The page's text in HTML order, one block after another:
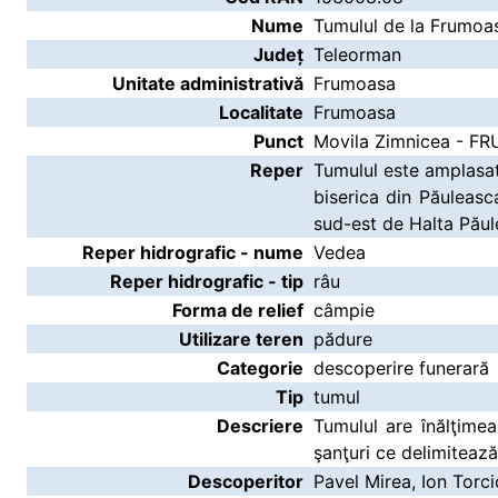
Nume Tumulul de la
Județ Teleorman
Unitate administrativă Frumoasa
Localitate Frumoasa
Punct Movila Zimnicea -
Reper Tumulul este
biserica din
sud-est de Halta
Reper hidrografic - nume Vedea
Reper hidrografic - tip râu
Forma de relief câmpie
Utilizare teren pădure
Categorie descoperire funerară
Tip tumul
Descriere Tumulul are
şanţuri ce
Descoperitor Pavel Mirea, Ion